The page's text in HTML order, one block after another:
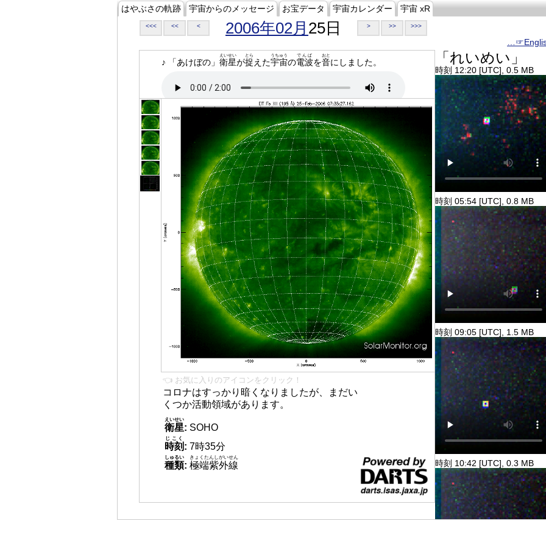
はやぶさの軌跡 宇宙からのメッセージ お宝データ 宇宙カレンダー 宇宙 xR
<<< << < 2006年02月 25日 > >> >>>
♪ 「あけぼの」 衛星
えいせい
が捉
とら
えた宇宙
うちゅう
の電波
でんぱ
を音
おと
にしました。
👈 お気に入りのアイコンをクリック！
コロナはすっかり暗くなりましたが、まだい
くつか活動領域があります。
衛星
えいせい
: SOHO
時刻
じこく
: 7時35分
種類
しゅるい
: 極端紫外線
きょくたんしがいせん
「れいめい」
時刻 12:20 [UTC], 0.5 MB
時刻 05:54 [UTC], 0.8 MB
時刻 09:05 [UTC], 1.5 MB
時刻 10:42 [UTC], 0.3 MB